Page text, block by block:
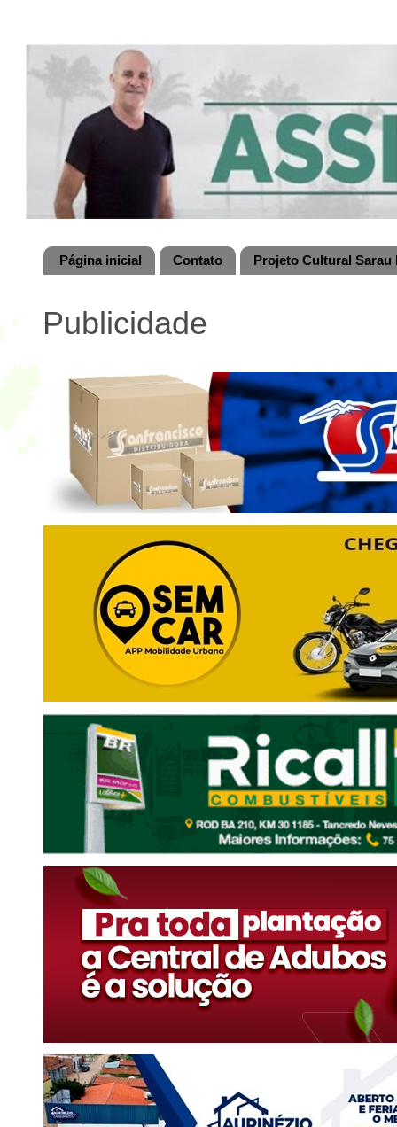
Página inicial Contato Projeto Cultural
Publicidade